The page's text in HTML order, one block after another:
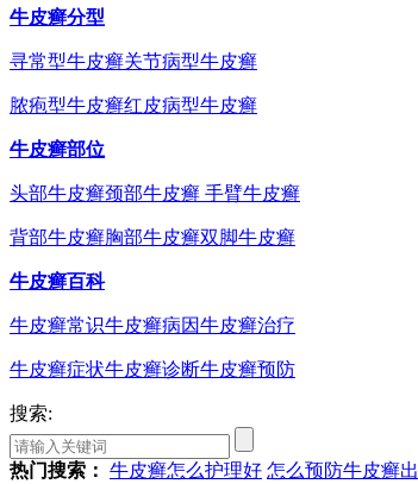
牛皮癣分型
寻常型牛皮癣关节病型牛皮癣
脓疱型牛皮癣红皮病型牛皮癣
牛皮癣部位
头部牛皮癣颈部牛皮癣 手臂牛皮癣
背部牛皮癣胸部牛皮癣双脚牛皮癣
牛皮癣百科
牛皮癣常识牛皮癣病因牛皮癣治疗
牛皮癣症状牛皮癣诊断牛皮癣预防
搜索:
热门搜索： 牛皮癣怎么护理好 怎么预防牛皮癣出